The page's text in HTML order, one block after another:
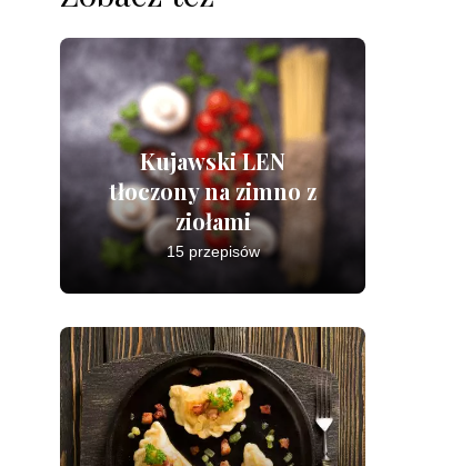
Kujawski LEN
tłoczony na zimno z
ziołami
15 przepisów